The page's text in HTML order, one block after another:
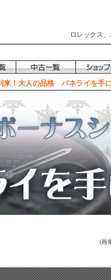
ロレックス
来！大人の品格 パネライを手
(画